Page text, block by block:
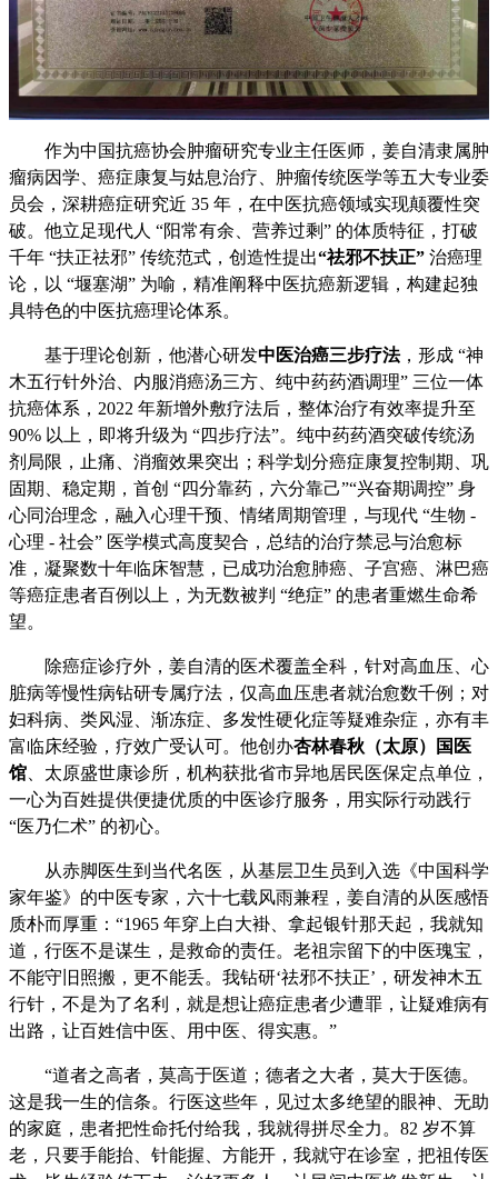
作为中国抗癌协会肿瘤研究专业主任医师，姜自清隶属肿
瘤病因学、癌症康复与姑息治疗、肿瘤传统医学等五大专业委
员会，深耕癌症研究近 35 年，在中医抗癌领域实现颠覆性突
破。他立足现代人 “阳常有余、营养过剩” 的体质特征，打破
千年 “扶正祛邪” 传统范式，创造性提出“祛邪不扶正” 治癌理
论，以 “堰塞湖” 为喻，精准阐释中医抗癌新逻辑，构建起独
具特色的中医抗癌理论体系。
基于理论创新，他潜心研发中医治癌三步疗法，形成 “神
木五行针外治、内服消癌汤三方、纯中药药酒调理” 三位一体
抗癌体系，2022 年新增外敷疗法后，整体治疗有效率提升至
90% 以上，即将升级为 “四步疗法”。纯中药药酒突破传统汤
剂局限，止痛、消瘤效果突出；科学划分癌症康复控制期、巩
固期、稳定期，首创 “四分靠药，六分靠己”“兴奋期调控” 身
心同治理念，融入心理干预、情绪周期管理，与现代 “生物 -
心理 - 社会” 医学模式高度契合，总结的治疗禁忌与治愈标
准，凝聚数十年临床智慧，已成功治愈肺癌、子宫癌、淋巴癌
等癌症患者百例以上，为无数被判 “绝症” 的患者重燃生命希
望。
除癌症诊疗外，姜自清的医术覆盖全科，针对高血压、心
脏病等慢性病钻研专属疗法，仅高血压患者就治愈数千例；对
妇科病、类风湿、渐冻症、多发性硬化症等疑难杂症，亦有丰
富临床经验，疗效广受认可。他创办杏林春秋（太原）国医
馆 、太原盛世康诊所，机构获批省市异地居民医保定点单位，
一心为百姓提供便捷优质的中医诊疗服务，用实际行动践行
“医乃仁术” 的初心。
从赤脚医生到当代名医，从基层卫生员到入选《中国科学
家年鉴》的中医专家，六十七载风雨兼程，姜自清的从医感悟
质朴而厚重：“1965 年穿上白大褂、拿起银针那天起，我就知
道，行医不是谋生，是救命的责任。老祖宗留下的中医瑰宝，
不能守旧照搬，更不能丢。我钻研‘祛邪不扶正’，研发神木五
行针，不是为了名利，就是想让癌症患者少遭罪，让疑难病有
出路，让百姓信中医、用中医、得实惠。”
“道者之高者，莫高于医道；德者之大者，莫大于医德。
这是我一生的信条。行医这些年，见过太多绝望的眼神、无助
的家庭，患者把性命托付给我，我就得拼尽全力。82 岁不算
老，只要手能抬、针能握、方能开，我就守在诊室，把祖传医